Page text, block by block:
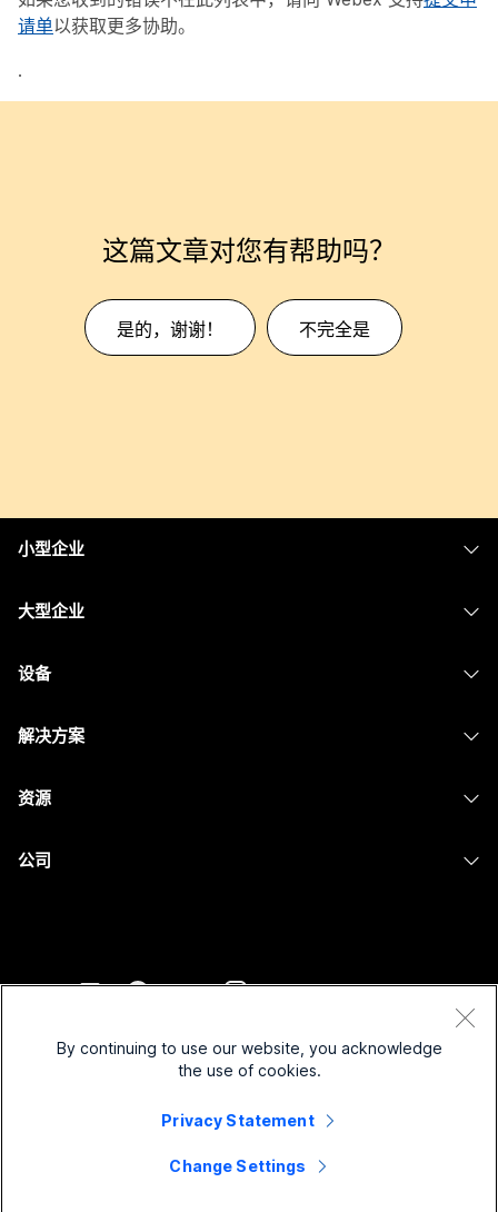
请单以获取更多协助。
.
这篇文章对您有帮助吗？
是的，谢谢！ 不完全是
小型企业
大型企业
安全性
设备
解决方案
非营利组织
新兴公司
混合式工作
资源
包容性
公司
联系销售
Webex 思想领导力
Webex 商店
职业
隐私权声明
By continuing to use our website, you acknowledge
the use of cookies.
Privacy Statement
Change Settings